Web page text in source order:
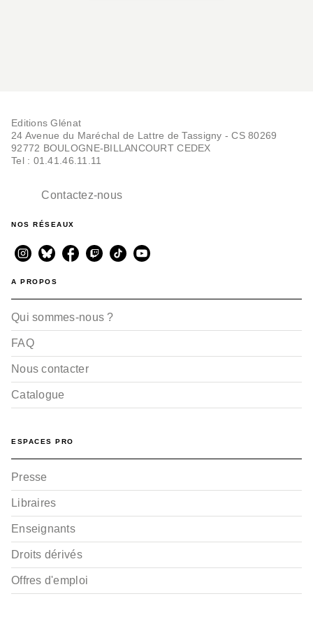
Editions Glénat
24 Avenue du Maréchal de Lattre de Tassigny - CS 80269
92772 BOULOGNE-BILLANCOURT CEDEX
Tel : 01.41.46.11.11
Contactez-nous
NOS RÉSEAUX
A PROPOS
Qui sommes-nous ?
FAQ
Nous contacter
Catalogue
ESPACES PRO
Presse
Libraires
Enseignants
Droits dérivés
Offres d'emploi